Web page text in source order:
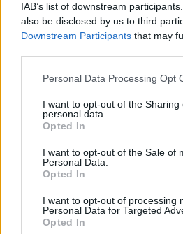
IAB’s list of downstream
also be disclosed by us to third
Downstream Participants that may
Personal Data Processing Opt
I want to opt-out of the Sharing
personal data.
Opted In
I want to opt-out of the Sale of
Personal Data.
Opted In
I want to opt-out of processing
Personal Data for Targeted
Opted In
Argentiina – Kroatia
näin katsot ottelun
13.12.2022 14:25